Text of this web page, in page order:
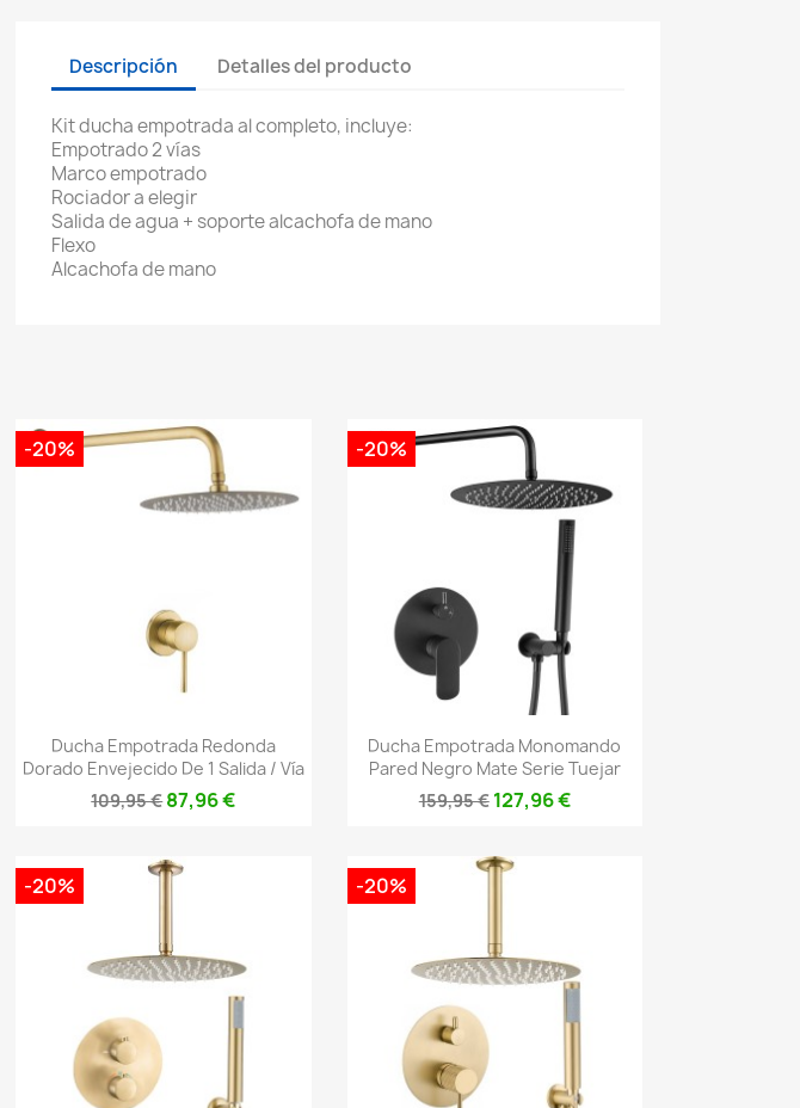
Descripción Detalles del producto
Kit ducha empotrada al completo, incluye:
Empotrado 2 vías
Marco empotrado
Rociador a elegir
Salida de agua + soporte alcachofa de mano
Flexo
Alcachofa de mano
Vista rápida
Ducha Empotrada Redonda
Dorado Envejecido De 1 Salida / Vía
109,95 €87,96 €
-20%
Vista rápida
Ducha Empotrada Monomando
Pared Negro Mate Serie Tuejar
159,95 € 127,96 €
-20%
-20% -20%